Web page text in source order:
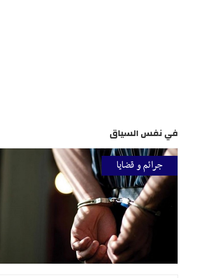
في نفس السياق
جرائم و قضايا